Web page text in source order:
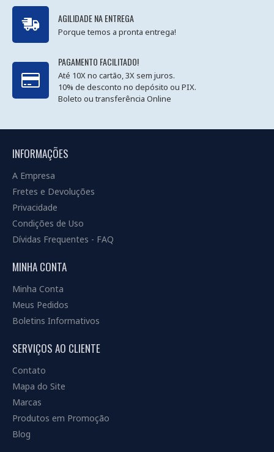
AGILIDADE NA ENTREGA
Porque temos a pronta entrega!
PAGAMENTO FACILITADO!
Até 10X no cartão, 3X sem juros.
10% de desconto no depósito ou PIX.
Boleto ou transferência Online
INFORMAÇÕES
A Empresa
Fretes e Devoluções
Privacidade
Condições de Uso
Dívidas Frequentes - FAQ
MINHA CONTA
Minha Conta
Meus Pedidos
Boletins Informativos
SERVIÇOS AO CLIENTE
Contato
Mapa do Site
Marcas
Produtos em Promoção
Blog